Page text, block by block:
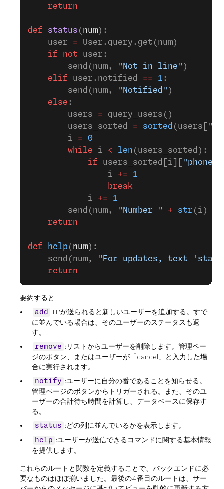
    return
def status ( num):
    user
= User.query.get(num)
    if
not user:
        send(num,
"Not in line" )
    elif
user.notified == 1 :
        send(num,
"Notified" )
    else
:
        users
= query_users()
        users_sorted
= sorted (users[
        i
= 0
        while
i < len (users_sorted):
            if
users_sorted[i][
                i
+= 1
                break
            i
+= 1
        send(num,
"Number " + str (i)
    return
def help ( num):
    send(num,
"For updates, text
    return
要約すると
add
:Hi'が送られると新しいユーザーを追加する。すで
に並んでいる場合は、そのユーザーのステータスも返
す。
remove :リストからユーザーを削除します。管理ペー
ジのボタン、またはユーザーが「cancel」と入力した場
合に実行されます。
notify :ユーザーに自分の番であることを知らせる。
管理ページのボタンからトリガーされる。また、そのユ
ーザーの合計待ち時間を計算し、データベースに保存す
る。
status :どの列に並んでいるかを表示します。
help :ユーザーが送信できるコマンドに関する基本情報
を提供します。
これらのルートと関数を定義することで、バックエンドに必
要なものはほぼ揃いました。最後の4番目のルートは、サー